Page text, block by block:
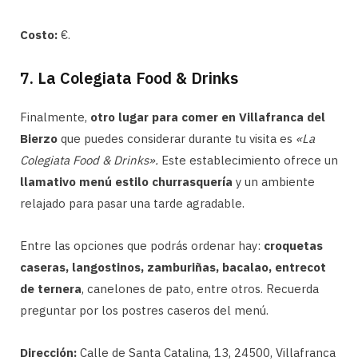
Costo: €.
7. La Colegiata Food & Drinks
Finalmente, otro lugar para comer en Villafranca del
Bierzo que puedes considerar durante tu visita es «La
Colegiata Food & Drinks». Este establecimiento ofrece un
llamativo menú estilo churrasquería y un ambiente
relajado para pasar una tarde agradable.
Entre las opciones que podrás ordenar hay: croquetas
caseras, langostinos, zamburiñas, bacalao, entrecot
de ternera, canelones de pato, entre otros. Recuerda
preguntar por los postres caseros del menú.
Dirección: Calle de Santa Catalina, 13, 24500, Villafranca